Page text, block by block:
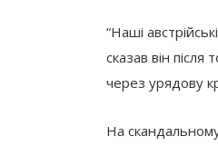
“Наші
сказав він
через урядову
На